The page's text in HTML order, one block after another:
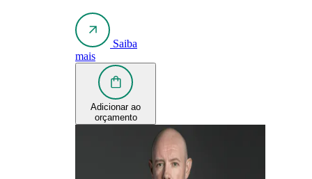
Saiba
mais
Adicionar ao
orçamento